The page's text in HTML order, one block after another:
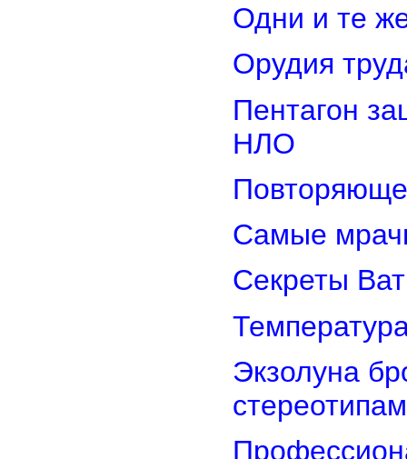
Одни и те
Орудия
Пентагон
НЛО
Самые
Секреты
Экзолуна
стереотипам